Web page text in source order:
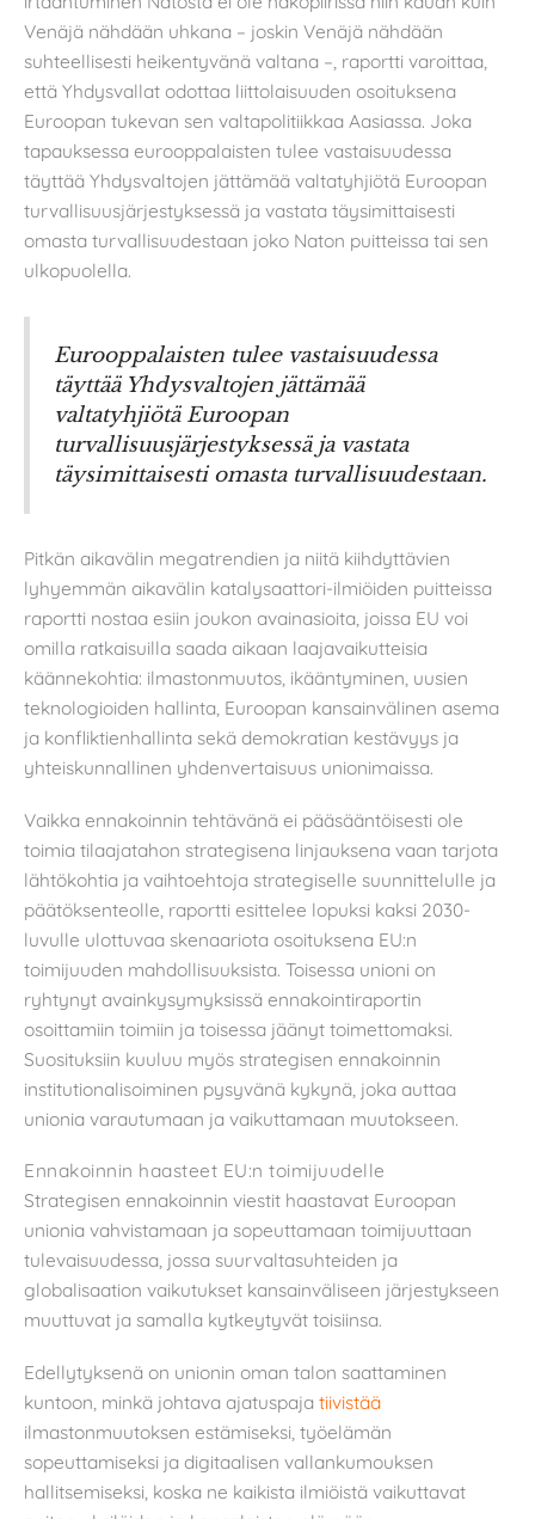
Venäjä nähdään uhkana – joskin Venäjä nähdään
suhteellisesti heikentyvänä valtana –, raportti varoittaa,
että Yhdysvallat odottaa liittolaisuuden osoituksena
Euroopan tukevan sen valtapolitiikkaa Aasiassa. Joka
tapauksessa eurooppalaisten tulee vastaisuudessa
täyttää Yhdysvaltojen jättämää valtatyhjiötä Euroopan
turvallisuusjärjestyksessä ja vastata täysimittaisesti
omasta turvallisuudestaan joko Naton puitteissa tai sen
ulkopuolella.
Eurooppalaisten tulee vastaisuudessa
täyttää Yhdysvaltojen jättämää
valtatyhjiötä Euroopan
turvallisuusjärjestyksessä ja vastata
täysimittaisesti omasta turvallisuudestaan.
Pitkän aikavälin megatrendien ja niitä kiihdyttävien
lyhyemmän aikavälin katalysaattori-ilmiöiden puitteissa
raportti nostaa esiin joukon avainasioita, joissa EU voi
omilla ratkaisuilla saada aikaan laajavaikutteisia
käännekohtia: ilmastonmuutos, ikääntyminen, uusien
teknologioiden hallinta, Euroopan kansainvälinen asema
ja konfliktienhallinta sekä demokratian kestävyys ja
yhteiskunnallinen yhdenvertaisuus unionimaissa.
Vaikka ennakoinnin tehtävänä ei pääsääntöisesti ole
toimia tilaajatahon strategisena linjauksena vaan tarjota
lähtökohtia ja vaihtoehtoja strategiselle suunnittelulle ja
päätöksenteolle, raportti esittelee lopuksi kaksi 2030-
luvulle ulottuvaa skenaariota osoituksena EU:n
toimijuuden mahdollisuuksista. Toisessa unioni on
ryhtynyt avainkysymyksissä ennakointiraportin
osoittamiin toimiin ja toisessa jäänyt toimettomaksi.
Suosituksiin kuuluu myös strategisen ennakoinnin
institutionalisoiminen pysyvänä kykynä, joka auttaa
unionia varautumaan ja vaikuttamaan muutokseen.
Ennakoinnin haasteet EU:n toimijuudelle
Strategisen ennakoinnin viestit haastavat Euroopan
unionia vahvistamaan ja sopeuttamaan toimijuuttaan
tulevaisuudessa, jossa suurvaltasuhteiden ja
globalisaation vaikutukset kansainväliseen järjestykseen
muuttuvat ja samalla kytkeytyvät toisiinsa.
Edellytyksenä on unionin oman talon saattaminen
kuntoon, minkä johtava ajatuspaja tiivistää
ilmastonmuutoksen estämiseksi, työelämän
sopeuttamiseksi ja digitaalisen vallankumouksen
hallitsemiseksi, koska ne kaikista ilmiöistä vaikuttavat